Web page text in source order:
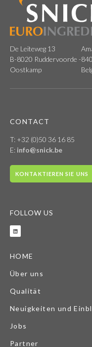
De Leiteweg 13
B-8020 Ruddervoorde -
Oostkamp
CONTACT
T: +32 (0)50 36 16 85
E: info@snick.be
KONTAKTIEREN SIE UNS
FOLLOW US
HOME
Über uns
Qualität
Neuigkeiten und
Jobs
Partner